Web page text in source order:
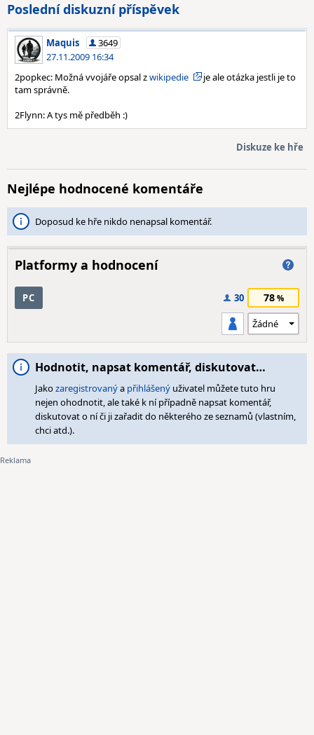
Poslední diskuzní příspěvek
Maquis
3649
27.11.2009 16:34
2popkec: Možná vvojáře opsal zwikipedie
je ale otázka jestli je to
tam správně.
2Flynn: A tys mě předběh :)
Diskuze ke hře
Nejlépe hodnocené komentáře
Doposud ke hře nikdo nenapsal komentář.
Platformy a hodnocení
PC 30 78
Hodnotit, napsat komentář, diskutovat…
Jakozaregistrovanýa přihlášený uživatel můžete tuto hru
nejen ohodnotit, ale také k ní případně napsat komentář,
diskutovat o ní či ji zařadit do některého ze seznamů (vlastním,
chci atd.).